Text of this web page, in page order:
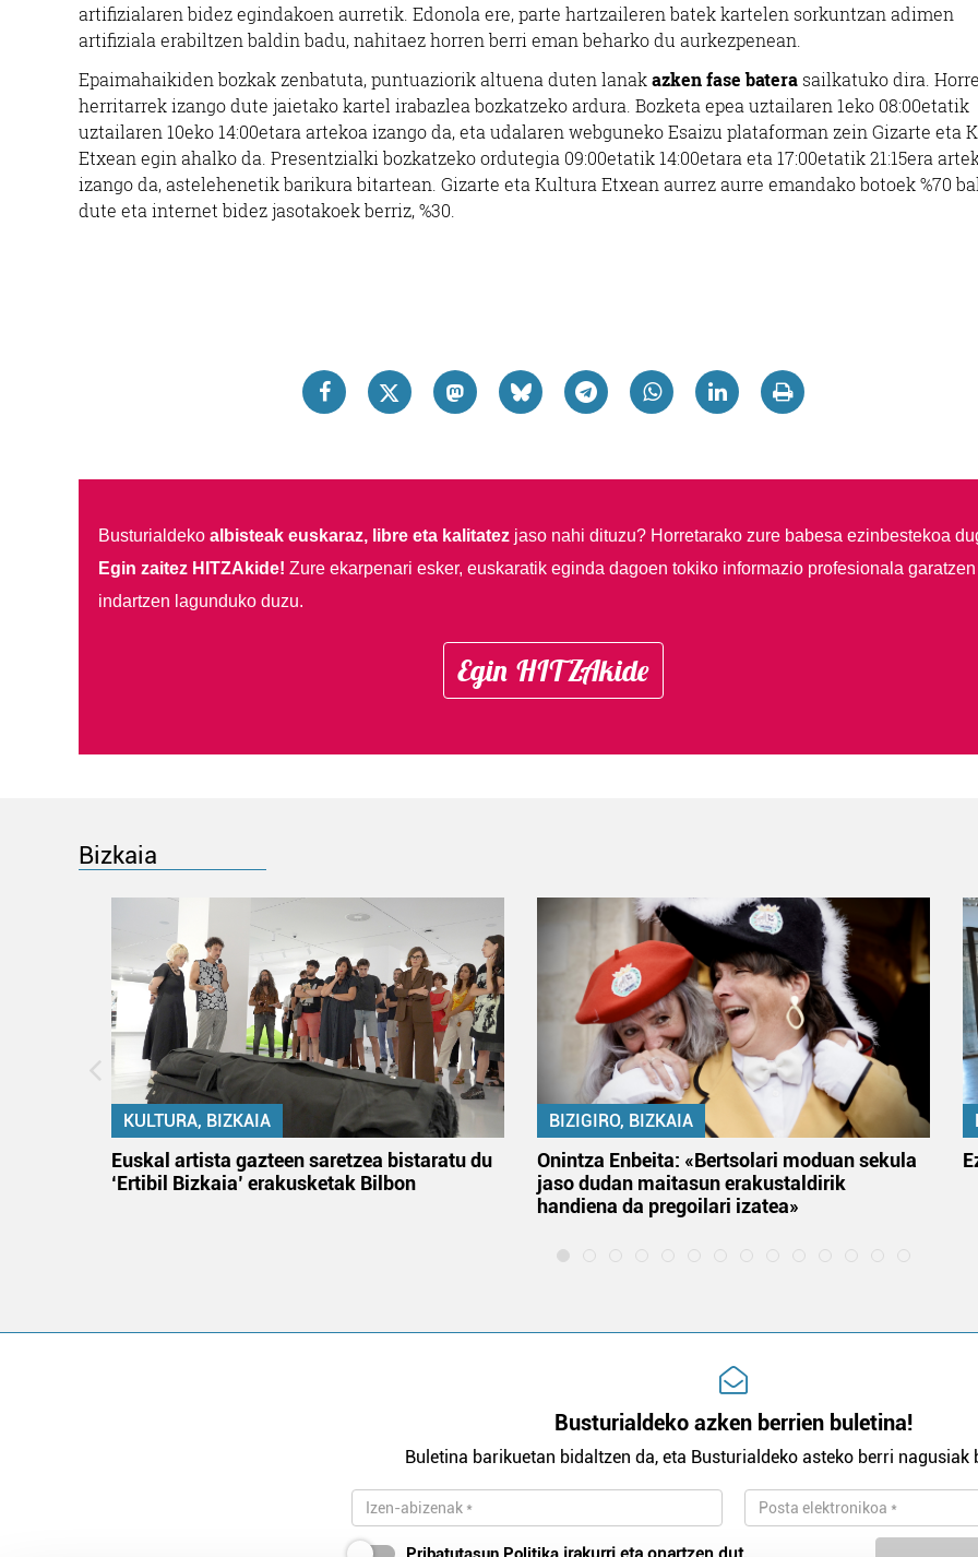
artifizialaren bidez egindakoen aurretik. Edonola ere, parte hartzaileren batek kartelen sorkuntzan adimen
artifiziala erabiltzen baldin badu, nahitaez horren berri eman beharko du aurkezpenean.
Epaimahaikiden bozkak zenbatuta, puntuaziorik altuena duten lanakazken fase batera sailkatuko dira.
herritarrek izango dute jaietako kartel irabazlea bozkatzeko ardura. Bozketa epea uztailaren 1eko 08:00etatik
uztailaren 10eko 14:00etara artekoa izango da, eta udalaren webguneko Esaizu plataforman zein Gizarte eta
Etxean egin ahalko da. Presentzialki bozkatzeko ordutegia 09:00etatik 14:00etara eta 17:00etatik 21:15era
izango da, astelehenetik barikura bitartean. Gizarte eta Kultura Etxean aurrez aurre emandako botoek %70
dute eta internet bidez jasotakoek berriz, %30.
Busturialdeko albisteak euskaraz, libre eta kalitatezjaso nahi dituzu? Horretarako zure babesa ezinbestekoa
Egin zaitez HITZAkide! Zure ekarpenari esker, euskaratik eginda dagoen tokiko informazio profesionala garatzen
indartzen lagunduko duzu.
Egin HITZAkide
Bizkaia
KULTURA, BIZKAIA
Euskal artista gazteen saretzea bistaratu du
‘Ertibil Bizkaia’ erakusketak Bilbon
BIZIGIRO, BIZKAIA
Onintza Enbeita: «Bertsolari moduan sekula
jaso dudan maitasun erakustaldirik
handiena da pregoilari izatea»
Busturialdeko azken berrien buletina!
Buletina barikuetan bidaltzen da, eta Busturialdeko asteko berri nagusiak